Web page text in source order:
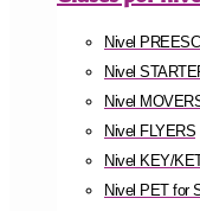
Nivel
Nivel
Nivel
Nivel FLYERS
Nivel KEY/
Nivel PET for